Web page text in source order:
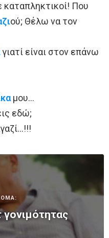
καταπληκτικοί! Που
ού; Θέλω να τον
γιατί είναι στον επάνω
μου…
εδώ;